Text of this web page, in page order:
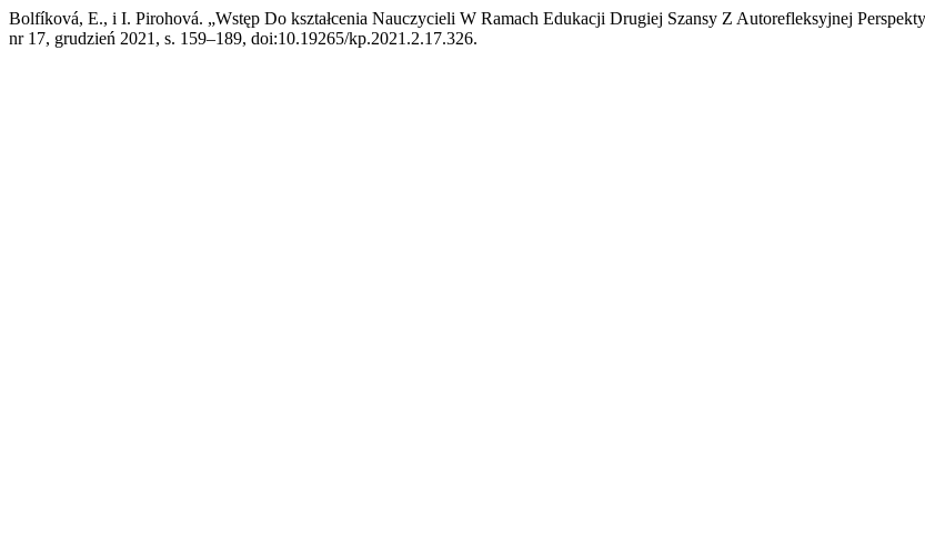
Bolfíková, E., i I. Pirohová. „Wstęp Do kształcenia Nauczycieli W Ramach Edukacji Drugiej Szansy Z Autorefleksyjnej
nr 17, grudzień 2021, s. 159–189, doi:10.19265/kp.2021.2.17.326.